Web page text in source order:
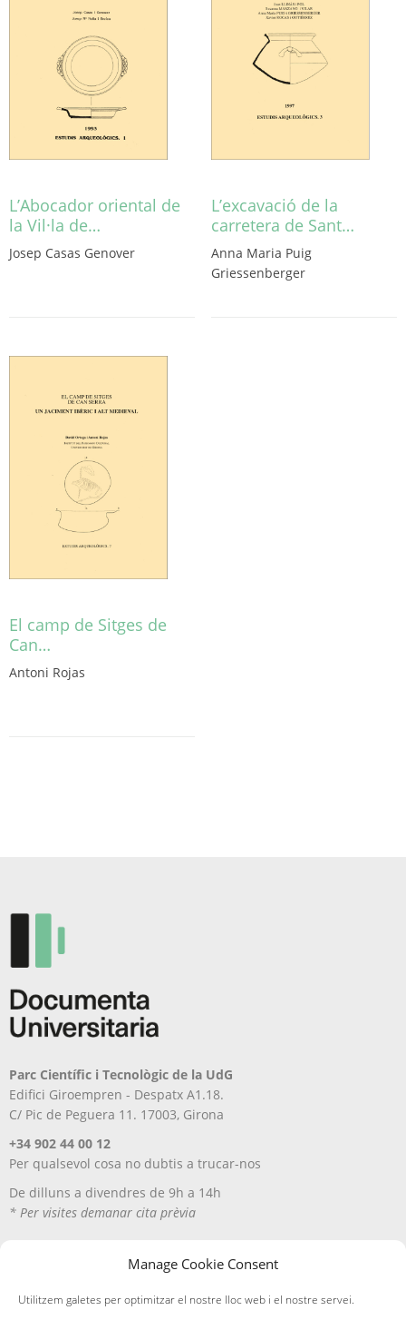
Manage Cookie Consent
Utilitzem galetes per optimitzar el nostre lloc web i el nostre servei.
L’Abocador oriental de
la Vil·la de…
Josep Casas Genover
L’excavació de la
carretera de Sant…
Anna Maria Puig
Griessenberger
El camp de Sitges de
Can…
Antoni Rojas
Parc Científic i Tecnològic de la UdG
Edifici Giroempren - Despatx A1.18.
C/ Pic de Peguera 11. 17003, Girona
+34 902 44 00 12
Per qualsevol cosa no dubtis a trucar-nos
De dilluns a divendres de 9h a 14h
* Per visites demanar cita prèvia